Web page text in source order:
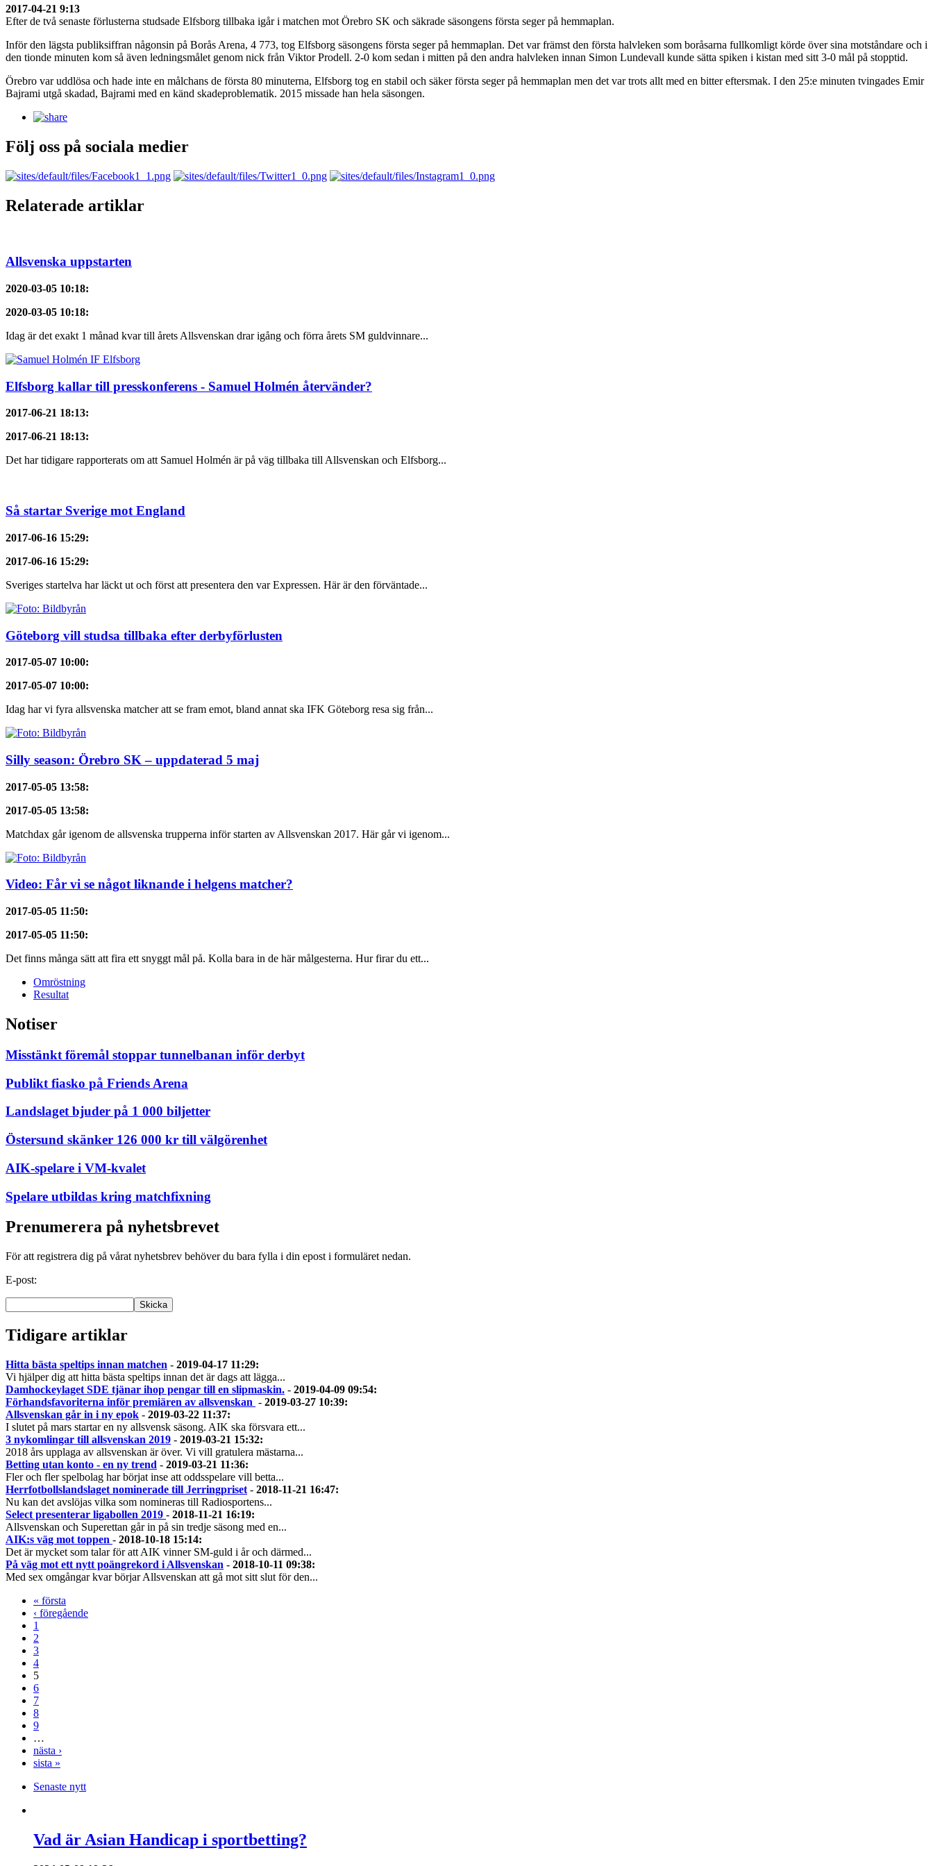
2017-04-21 9:13
Efter de två senaste förlusterna studsade Elfsborg tillbaka igår i matchen mot Örebro SK och säkrade säsongens första seger på hemmaplan.
Inför den lägsta publiksiffran någonsin på Borås Arena, 4 773, tog Elfsborg säsongens första seger på hemmaplan. Det var främst den första halvleken som boråsarna fullkomligt körde över sina motståndare och i
den tionde minuten kom så även ledningsmålet genom nick från Viktor Prodell. 2-0 kom sedan i mitten på den andra halvleken innan Simon Lundevall kunde sätta spiken i kistan med sitt 3-0 mål på stopptid.
Örebro var uddlösa och hade inte en målchans de första 80 minuterna, Elfsborg tog en stabil och säker första seger på hemmaplan men det var trots allt med en bitter eftersmak. I den 25:e minuten tvingades Emir
Bajrami utgå skadad, Bajrami med en känd skadeproblematik. 2015 missade han hela säsongen.
Följ oss på sociala medier
Relaterade artiklar
Allsvenska uppstarten
2020-03-05 10:18:
2020-03-05 10:18:
Idag är det exakt 1 månad kvar till årets Allsvenskan drar igång och förra årets SM guldvinnare...
Elfsborg kallar till presskonferens - Samuel Holmén återvänder?
2017-06-21 18:13:
2017-06-21 18:13:
Det har tidigare rapporterats om att Samuel Holmén är på väg tillbaka till Allsvenskan och Elfsborg...
Så startar Sverige mot England
2017-06-16 15:29:
2017-06-16 15:29:
Sveriges startelva har läckt ut och först att presentera den var Expressen. Här är den förväntade...
Göteborg vill studsa tillbaka efter derbyförlusten
2017-05-07 10:00:
2017-05-07 10:00:
Idag har vi fyra allsvenska matcher att se fram emot, bland annat ska IFK Göteborg resa sig från...
Silly season: Örebro SK – uppdaterad 5 maj
2017-05-05 13:58:
2017-05-05 13:58:
Matchdax går igenom de allsvenska trupperna inför starten av Allsvenskan 2017. Här går vi igenom...
Video: Får vi se något liknande i helgens matcher?
2017-05-05 11:50:
2017-05-05 11:50:
Det finns många sätt att fira ett snyggt mål på. Kolla bara in de här målgesterna. Hur firar du ett...
Omröstning
Resultat
Notiser
Misstänkt föremål stoppar tunnelbanan inför derbyt
Publikt fiasko på Friends Arena
Landslaget bjuder på 1 000 biljetter
Östersund skänker 126 000 kr till välgörenhet
AIK-spelare i VM-kvalet
Spelare utbildas kring matchfixning
Prenumerera på nyhetsbrevet
För att registrera dig på vårat nyhetsbrev behöver du bara fylla i din epost i formuläret nedan.
E-post:
Tidigare artiklar
Hitta bästa speltips innan matchen - 2019-04-17 11:29:
Vi hjälper dig att hitta bästa speltips innan det är dags att lägga...
Damhockeylaget SDE tjänar ihop pengar till en slipmaskin. - 2019-04-09 09:54:
Förhandsfavoriterna inför premiären av allsvenskan - 2019-03-27 10:39:
Allsvenskan går in i ny epok - 2019-03-22 11:37:
I slutet på mars startar en ny allsvensk säsong. AIK ska försvara ett...
3 nykomlingar till allsvenskan 2019 - 2019-03-21 15:32:
2018 års upplaga av allsvenskan är över. Vi vill gratulera mästarna...
Betting utan konto - en ny trend - 2019-03-21 11:36:
Fler och fler spelbolag har börjat inse att oddsspelare vill betta...
Herrfotbollslandslaget nominerade till Jerringpriset - 2018-11-21 16:47:
Nu kan det avslöjas vilka som nomineras till Radiosportens...
Select presenterar ligabollen 2019 - 2018-11-21 16:19:
Allsvenskan och Superettan går in på sin tredje säsong med en...
AIK:s väg mot toppen - 2018-10-18 15:14:
Det är mycket som talar för att AIK vinner SM-guld i år och därmed...
På väg mot ett nytt poängrekord i Allsvenskan - 2018-10-11 09:38:
Med sex omgångar kvar börjar Allsvenskan att gå mot sitt slut för den...
« första
‹ föregående
1
2
3
4
5
6
7
8
9
…
nästa ›
sista »
Senaste nytt
Vad är Asian Handicap i sportbetting?